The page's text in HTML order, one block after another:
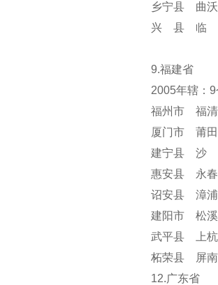
乡宁县 曲
兴 县 临
9.福建省
2005年辖：
福州市 福
厦门市 莆
建宁县 沙
惠安县 永
诏安县 漳
建阳市 松
武平县 上
柘荣县 屏
12.广东省